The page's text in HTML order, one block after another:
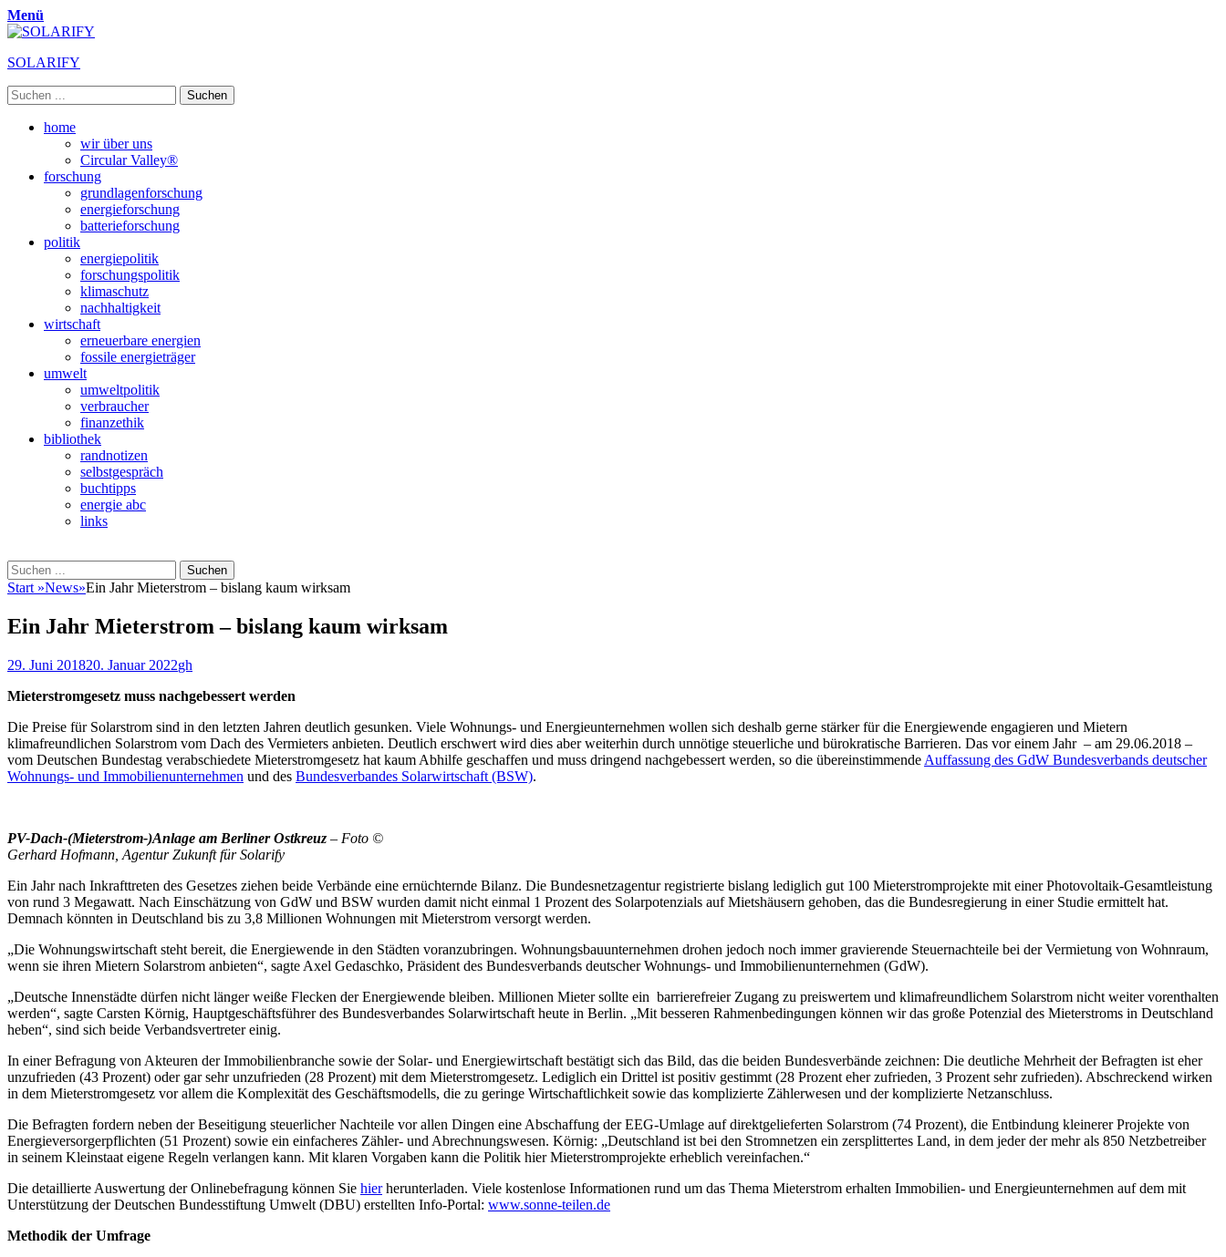
Menü
SOLARIFY
Suchen
nach:
Primäres
Zum
home
wir über uns
Circular Valley®
forschung
grundlagenforschung
energieforschung
batterieforschung
politik
energiepolitik
forschungspolitik
klimaschutz
nachhaltigkeit
wirtschaft
erneuerbare energien
fossile energieträger
umwelt
umweltpolitik
verbraucher
finanzethik
bibliothek
randnotizen
selbstgespräch
buchtipps
energie abc
links
Suchen
Suchen
nach:
Start »News»Ein Jahr Mieterstrom – bislang kaum wirksam
Ein Jahr Mieterstrom – bislang kaum wirksam
Veröffentlicht
29. Juni 201820. Januar 2022Autor
gh
Mieterstromgesetz muss nachgebessert werden
Die Preise für Solarstrom sind in den letzten Jahren deutlich gesunken. Viele Wohnungs- und Energieunternehmen wollen sich deshalb gerne stärker für die Energiewende engagieren und Mietern
klimafreundlichen Solarstrom vom Dach des Vermieters anbieten. Deutlich erschwert wird dies aber weiterhin durch unnötige steuerliche und bürokratische Barrieren. Das vor einem Jahr – am 29.06.2018 –
vom Deutschen Bundestag verabschiedete Mieterstromgesetz hat kaum Abhilfe geschaffen und muss dringend nachgebessert werden, so die übereinstimmende Auffassung des GdW Bundesverbands deutscher
Wohnungs- und Immobilienunternehmen und des Bundesverbandes Solarwirtschaft (BSW).
PV-Dach-(Mieterstrom-)Anlage am Berliner Ostkreuz – Foto ©
Gerhard Hofmann, Agentur Zukunft für Solarify
Ein Jahr nach Inkrafttreten des Gesetzes ziehen beide Verbände eine ernüchternde Bilanz. Die Bundesnetzagentur registrierte bislang lediglich gut 100 Mieterstromprojekte mit einer Photovoltaik-Gesamtleistung
von rund 3 Megawatt. Nach Einschätzung von GdW und BSW wurden damit nicht einmal 1 Prozent des Solarpotenzials auf Mietshäusern gehoben, das die Bundesregierung in einer Studie ermittelt hat.
Demnach könnten in Deutschland bis zu 3,8 Millionen Wohnungen mit Mieterstrom versorgt werden.
„Die Wohnungswirtschaft steht bereit, die Energiewende in den Städten voranzubringen. Wohnungsbauunternehmen drohen jedoch noch immer gravierende Steuernachteile bei der Vermietung von Wohnraum,
wenn sie ihren Mietern Solarstrom anbieten“, sagte Axel Gedaschko, Präsident des Bundesverbands deutscher Wohnungs- und Immobilienunternehmen (GdW).
„Deutsche Innenstädte dürfen nicht länger weiße Flecken der Energiewende bleiben. Millionen Mieter sollte ein barrierefreier Zugang zu preiswertem und klimafreundlichem Solarstrom nicht weiter vorenthalten
werden“, sagte Carsten Körnig, Hauptgeschäftsführer des Bundesverbandes Solarwirtschaft heute in Berlin. „Mit besseren Rahmenbedingungen können wir das große Potenzial des Mieterstroms in Deutschland
heben“, sind sich beide Verbandsvertreter einig.
In einer Befragung von Akteuren der Immobilienbranche sowie der Solar- und Energiewirtschaft bestätigt sich das Bild, das die beiden Bundesverbände zeichnen: Die deutliche Mehrheit der Befragten ist eher
unzufrieden (43 Prozent) oder gar sehr unzufrieden (28 Prozent) mit dem Mieterstromgesetz. Lediglich ein Drittel ist positiv gestimmt (28 Prozent eher zufrieden, 3 Prozent sehr zufrieden). Abschreckend wirken
in dem Mieterstromgesetz vor allem die Komplexität des Geschäftsmodells, die zu geringe Wirtschaftlichkeit sowie das komplizierte Zählerwesen und der komplizierte Netzanschluss.
Die Befragten fordern neben der Beseitigung steuerlicher Nachteile vor allen Dingen eine Abschaffung der EEG-Umlage auf direktgelieferten Solarstrom (74 Prozent), die Entbindung kleinerer Projekte von
Energieversorgerpflichten (51 Prozent) sowie ein einfacheres Zähler- und Abrechnungswesen. Körnig: „Deutschland ist bei den Stromnetzen ein zersplittertes Land, in dem jeder der mehr als 850 Netzbetreiber
in seinem Kleinstaat eigene Regeln verlangen kann. Mit klaren Vorgaben kann die Politik hier Mieterstromprojekte erheblich vereinfachen.“
Die detaillierte Auswertung der Onlinebefragung können Sie hierherunterladen. Viele kostenlose Informationen rund um das Thema Mieterstrom erhalten Immobilien- und Energieunternehmen auf dem mit
Unterstützung der Deutschen Bundesstiftung Umwelt (DBU) erstellten Info-Portal: www.sonne-teilen.de
Methodik der Umfrage